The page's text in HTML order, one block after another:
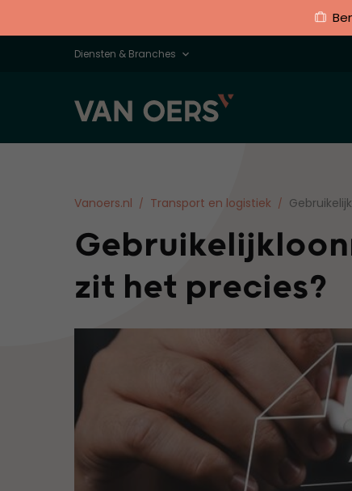
Diensten & Branches
Vanoers.nl Transport en logistiek
zit het precies?